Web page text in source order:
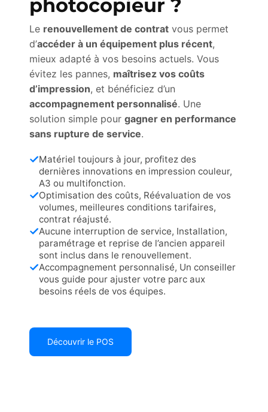
photocopieur ?
Le renouvellement de contrat vous permet
d’accéder à un équipement plus récent,
mieux adapté à vos besoins actuels. Vous
évitez les pannes, maîtrisez vos coûts
d’impression, et bénéficiez d’un
accompagnement personnalisé. Une
solution simple pour gagner en performance
sans rupture de service.
Matériel toujours à jour, profitez des
dernières innovations en impression couleur,
A3 ou multifonction.
Optimisation des coûts, Réévaluation de vos
volumes, meilleures conditions tarifaires,
contrat réajusté.
Aucune interruption de service, Installation,
paramétrage et reprise de l’ancien appareil
sont inclus dans le renouvellement.
Accompagnement personnalisé, Un conseiller
vous guide pour ajuster votre parc aux
besoins réels de vos équipes.
Découvrir le POS